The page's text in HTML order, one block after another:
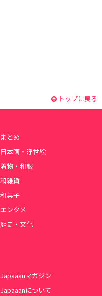
トップに戻る
まとめ
日本画・浮世絵
着物・和服
和雑貨
和菓子
エンタメ
歴史・文化
Japaaanマガジン
Japaaanについて